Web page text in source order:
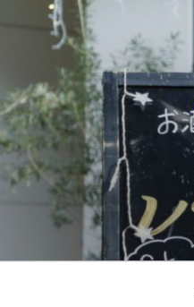
ツ
へ
ス
ッ